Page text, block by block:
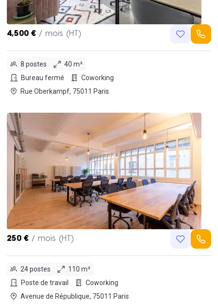
4,500 € / mois (HT)
8 postes
40 m²
Bureau fermé
Coworking
Rue Oberkampf, 75011 Paris
250 € / mois (HT)
24 postes
110 m²
Poste de travail
Coworking
Avenue de République, 75011 Paris